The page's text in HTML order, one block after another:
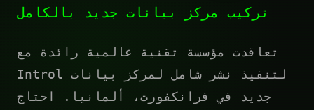
تركيب مركز بيانات جديد بالكامل
تعاقدت مؤسسة تقنية عالمية رائدة مع
Introl لتنفيذ نشر شامل لمركز بيانات
جديد في فرانكفورت، ألمانيا. احتاج